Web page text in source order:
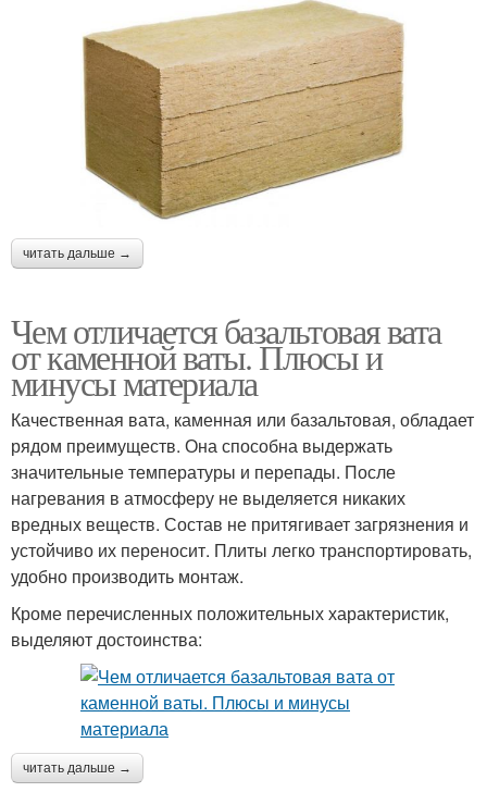
читать дальше →
Чем отличается базальтовая вата
от каменной ваты. Плюсы и
минусы материала
Качественная вата, каменная или базальтовая, обладает
рядом преимуществ. Она способна выдержать
значительные температуры и перепады. После
нагревания в атмосферу не выделяется никаких
вредных веществ. Состав не притягивает загрязнения и
устойчиво их переносит. Плиты легко транспортировать,
удобно производить монтаж.
Кроме перечисленных положительных характеристик,
выделяют достоинства:
читать дальше →